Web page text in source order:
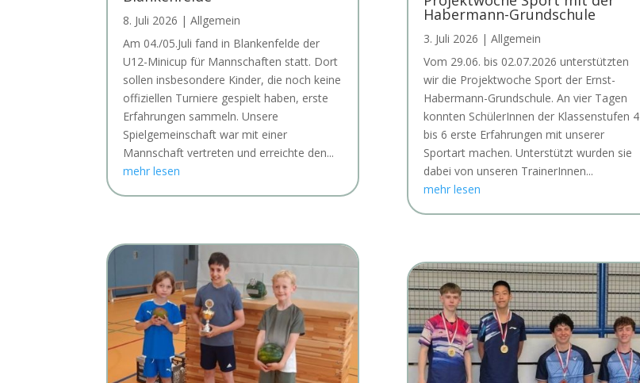
8. Juli 2026 |Allgemein
Am 04./05.Juli fand in Blankenfelde der
U12-Minicup für Mannschaften statt. Dort
sollen insbesondere Kinder, die noch keine
offiziellen Turniere gespielt haben, erste
Erfahrungen sammeln. Unsere
Spielgemeinschaft war mit einer
Mannschaft vertreten und erreichte den...
mehr lesen
Habermann-Grundschule
3. Juli 2026 | Allgemein
Vom 29.06. bis 02.07.2026 unterstützten
wir die Projektwoche Sport der Ernst-
Habermann-Grundschule. An vier Tagen
konnten SchülerInnen der Klassenstufen 4
bis 6 erste Erfahrungen mit unserer
Sportart machen. Unterstützt wurden sie
dabei von unseren TrainerInnen...
mehr lesen